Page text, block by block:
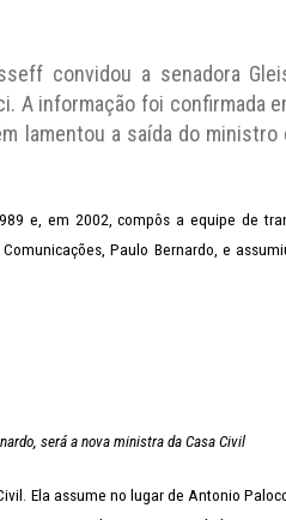
convidou a senadora
A informação foi confirmada
lamentou a saída do ministro
e, em 2002, compôs a equipe de
Paulo Bernardo, e
será a nova ministra da Casa Civil
Ela assume no lugar de Antonio